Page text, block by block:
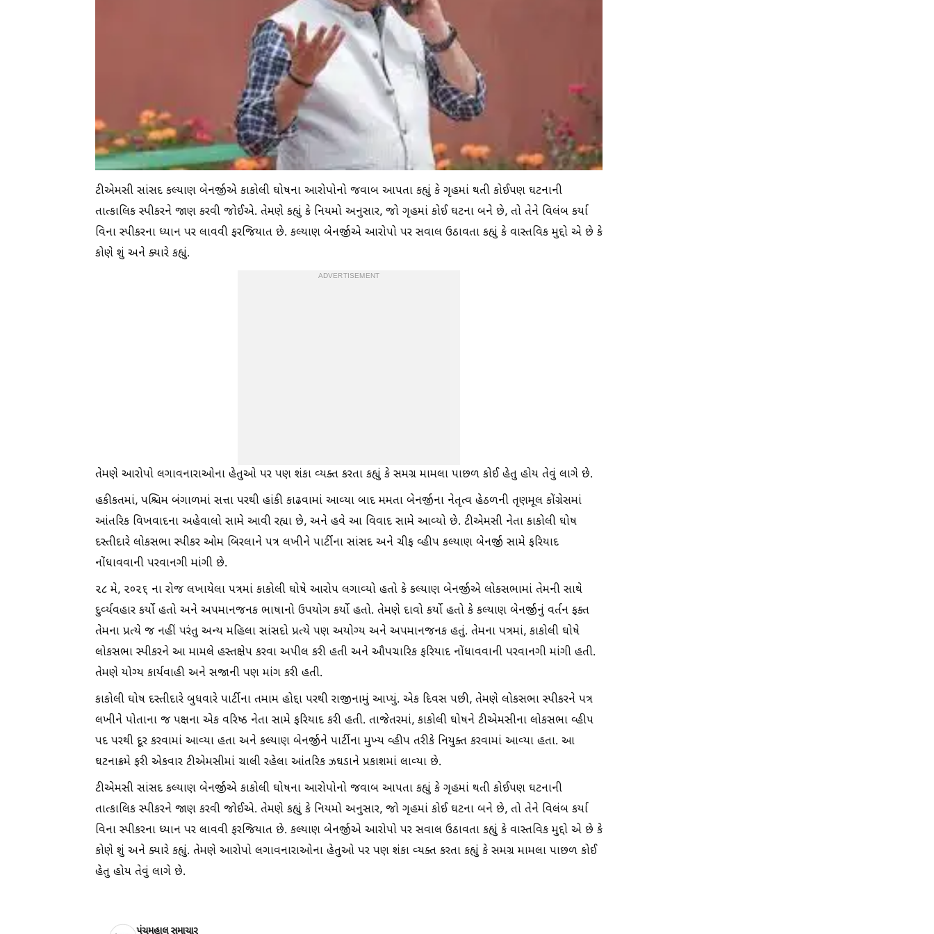
ટીએમસી સાંસદ કલ્યાણ બેનર્જીએ કાકોલી ઘોષના આરોપોનો જવાબ આપતા કહ્યું કે ગૃહમાં થતી કોઈપણ ઘટનાની
તાત્કાલિક સ્પીકરને જાણ કરવી જોઈએ. તેમણે કહ્યું કે નિયમો અનુસાર, જો ગૃહમાં કોઈ ઘટના બને છે, તો તેને વિલંબ કર્યા
વિના સ્પીકરના ધ્યાન પર લાવવી ફરજિયાત છે. કલ્યાણ બેનર્જીએ આરોપો પર સવાલ ઉઠાવતા કહ્યું કે વાસ્તવિક મુદ્દો એ છે કે
કોણે શું અને ક્યારે કહ્યું.
ADVERTISEMENT
તેમણે આરોપો લગાવનારાઓના હેતુઓ પર પણ શંકા વ્યક્ત કરતા કહ્યું કે સમગ્ર મામલા પાછળ કોઈ હેતુ હોય તેવું લાગે છે.
હકીકતમાં, પશ્ચિમ બંગાળમાં સત્તા પરથી હાંકી કાઢવામાં આવ્યા બાદ મમતા બેનર્જીના નેતૃત્વ હેઠળની તૃણમૂલ કોંગ્રેસમાં
આંતરિક વિખવાદના અહેવાલો સામે આવી રહ્યા છે, અને હવે આ વિવાદ સામે આવ્યો છે. ટીએમસી નેતા કાકોલી ઘોષ
દસ્તીદારે લોકસભા સ્પીકર ઓમ બિરલાને પત્ર લખીને પાર્ટીના સાંસદ અને ચીફ વ્હીપ કલ્યાણ બેનર્જી સામે ફરિયાદ
નોંધાવવાની પરવાનગી માંગી છે.
૨૮ મે, ૨૦૨૬ ના રોજ લખાયેલા પત્રમાં કાકોલી ઘોષે આરોપ લગાવ્યો હતો કે કલ્યાણ બેનર્જીએ લોકસભામાં તેમની સાથે
દુર્વ્યવહાર કર્યો હતો અને અપમાનજનક ભાષાનો ઉપયોગ કર્યો હતો. તેમણે દાવો કર્યો હતો કે કલ્યાણ બેનર્જીનું વર્તન ફક્ત
તેમના પ્રત્યે જ નહીં પરંતુ અન્ય મહિલા સાંસદો પ્રત્યે પણ અયોગ્ય અને અપમાનજનક હતું. તેમના પત્રમાં, કાકોલી ઘોષે
લોકસભા સ્પીકરને આ મામલે હસ્તક્ષેપ કરવા અપીલ કરી હતી અને ઔપચારિક ફરિયાદ નોંધાવવાની પરવાનગી માંગી હતી.
તેમણે યોગ્ય કાર્યવાહી અને સજાની પણ માંગ કરી હતી.
કાકોલી ઘોષ દસ્તીદારે બુધવારે પાર્ટીના તમામ હોદ્દા પરથી રાજીનામું આપ્યું. એક દિવસ પછી, તેમણે લોકસભા સ્પીકરને પત્ર
લખીને પોતાના જ પક્ષના એક વરિષ્ઠ નેતા સામે ફરિયાદ કરી હતી. તાજેતરમાં, કાકોલી ઘોષને ટીએમસીના લોકસભા વ્હીપ
પદ પરથી દૂર કરવામાં આવ્યા હતા અને કલ્યાણ બેનર્જીને પાર્ટીના મુખ્ય વ્હીપ તરીકે નિયુક્ત કરવામાં આવ્યા હતા. આ
ઘટનાક્રમે ફરી એકવાર ટીએમસીમાં ચાલી રહેલા આંતરિક ઝઘડાને પ્રકાશમાં લાવ્યા છે.
ટીએમસી સાંસદ કલ્યાણ બેનર્જીએ કાકોલી ઘોષના આરોપોનો જવાબ આપતા કહ્યું કે ગૃહમાં થતી કોઈપણ ઘટનાની
તાત્કાલિક સ્પીકરને જાણ કરવી જોઈએ. તેમણે કહ્યું કે નિયમો અનુસાર, જો ગૃહમાં કોઈ ઘટના બને છે, તો તેને વિલંબ કર્યા
વિના સ્પીકરના ધ્યાન પર લાવવી ફરજિયાત છે. કલ્યાણ બેનર્જીએ આરોપો પર સવાલ ઉઠાવતા કહ્યું કે વાસ્તવિક મુદ્દો એ છે કે
કોણે શું અને ક્યારે કહ્યું. તેમણે આરોપો લગાવનારાઓના હેતુઓ પર પણ શંકા વ્યક્ત કરતા કહ્યું કે સમગ્ર મામલા પાછળ કોઈ
હેતુ હોય તેવું લાગે છે.